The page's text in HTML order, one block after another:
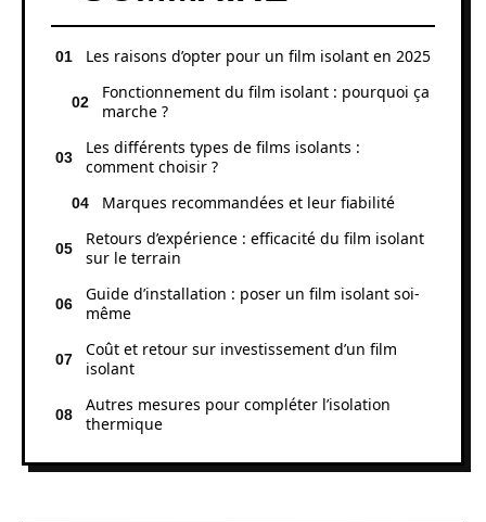
Les raisons d’opter pour un film isolant en 2025
Fonctionnement du film isolant : pourquoi ça
marche ?
Les différents types de films isolants :
comment choisir ?
Marques recommandées et leur fiabilité
Retours d’expérience : efficacité du film isolant
sur le terrain
Guide d’installation : poser un film isolant soi-
même
Coût et retour sur investissement d’un film
isolant
Autres mesures pour compléter l’isolation
thermique